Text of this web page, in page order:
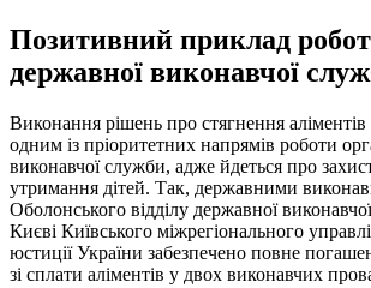
Позитивний приклад
державної виконавчої
Виконання рішень про стягнення аліментів
одним із пріоритетних напрямів роботи
виконавчої служби, адже йдеться про
утримання дітей. Так, державними
Оболонського відділу державної
Києві Київського міжрегіонального
юстиції України забезпечено повне
зі сплати аліментів у двох виконавчих